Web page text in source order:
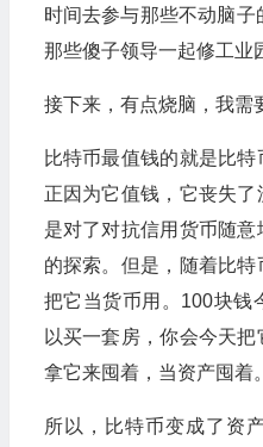
时间去参与那些不动脑
那些傻子领导一起修工业
接下来，有点烧脑，我需
比特币最值钱的就是比特
正因为它值钱，它丧失
是对了对抗信用货币随
的探索。但是，随着比
把它当货币用。100块钱
以买一套房，你会今天
拿它来囤着，当资产囤着。
所以，比特币变成了资